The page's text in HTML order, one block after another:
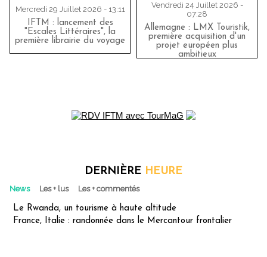
Mercredi 29 Juillet 2026 - 13:11
IFTM : lancement des
"Escales Littéraires", la
première librairie du voyage
Vendredi 24 Juillet 2026 -
07:28
Allemagne : LMX Touristik,
première acquisition d'un
projet européen plus
ambitieux
DERNIÈRE HEURE
News Les + lus Les + commentés
Le Rwanda, un tourisme à haute altitude
France, Italie : randonnée dans le Mercantour frontalier